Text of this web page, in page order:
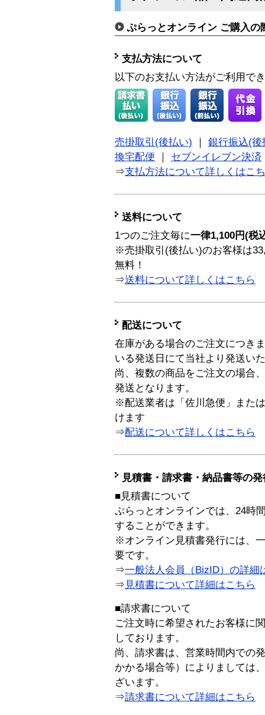
ぷらっとオンライン ご購入の
支払方法について
以下のお支払い方法がご利用で
売掛取引(後払い)
銀行振込(後
換宅配便
セブンイレブン決済
⇒支払方法について詳しくはこ
送料について
1つのご注文毎に一律1,100円(税
※売掛取引(後払い)のお客様は
無料！
⇒送料について詳しくはこちら
配送について
在庫がある場合のご注文につき
いる発送日にて当社より発送い
尚、複数の商品をご注文の場合
発送となります。
※配送業者は「佐川急便」また
けます
⇒配送について詳しくはこちら
見積書・請求書・納品書等の
■見積書について
ぷらっとオンラインでは、24時
することができます。
※オンライン見積書発行には、
要です。
⇒一般法人会員（BizID）の詳細
⇒ 見積書について詳細はこちら
■請求書について
ご注文時に希望されたお客様に
しております。
尚、請求書は、営業時間内での
かかる場合等）によりましては
ざいます。
⇒請求書について詳細はこちら